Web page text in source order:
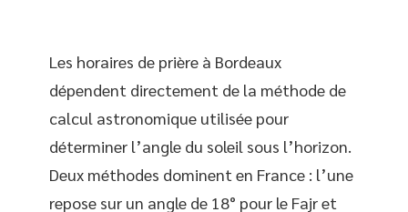
Les horaires de prière à Bordeaux
dépendent directement de la méthode de
calcul astronomique utilisée pour
déterminer l’angle du soleil sous l’horizon.
Deux méthodes dominent en France : l’une
repose sur un angle de 18° pour le Fajr et